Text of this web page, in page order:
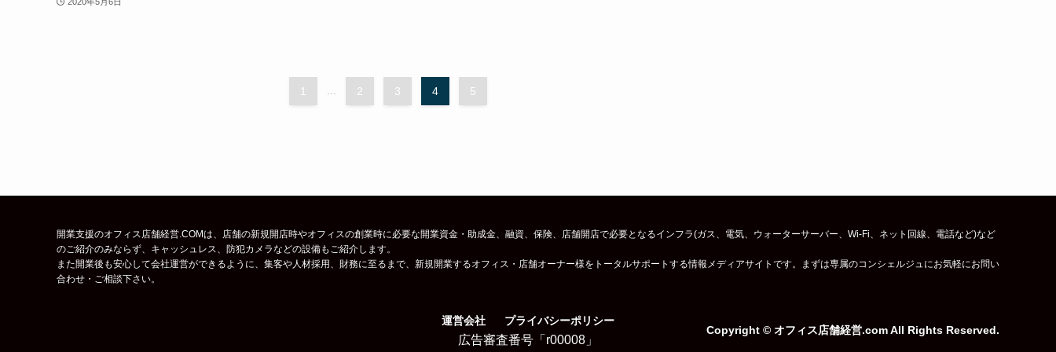
1 2 3 4 5
開業支援のオフィス店舗経営.COMは、店舗の新規開店時やオフィスの創業時に必要な開業資金・助成金、融資、保険、店舗開店で必要となるインフラ(ガス、電気、ウォーターサーバー、Wi-Fi、ネット回線、電話など)など
のご紹介のみならず、キャッシュレス、防犯カメラなどの設備もご紹介します。
また開業後も安心して会社運営ができるように、集客や人材採用、財務に至るまで、新規開業するオフィス・店舗オーナー様をトータルサポートする情報メディアサイトです。まずは専属のコンシェルジュにお気軽にお問い
合わせ・ご相談下さい。
運営会社 プライバシーポリシー
広告審査番号「r00008」
Copyright © オフィス店舗経営.com All Rights Reserved.